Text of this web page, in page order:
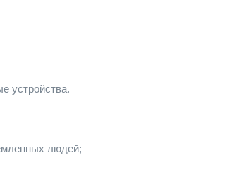
устройства.
людей;